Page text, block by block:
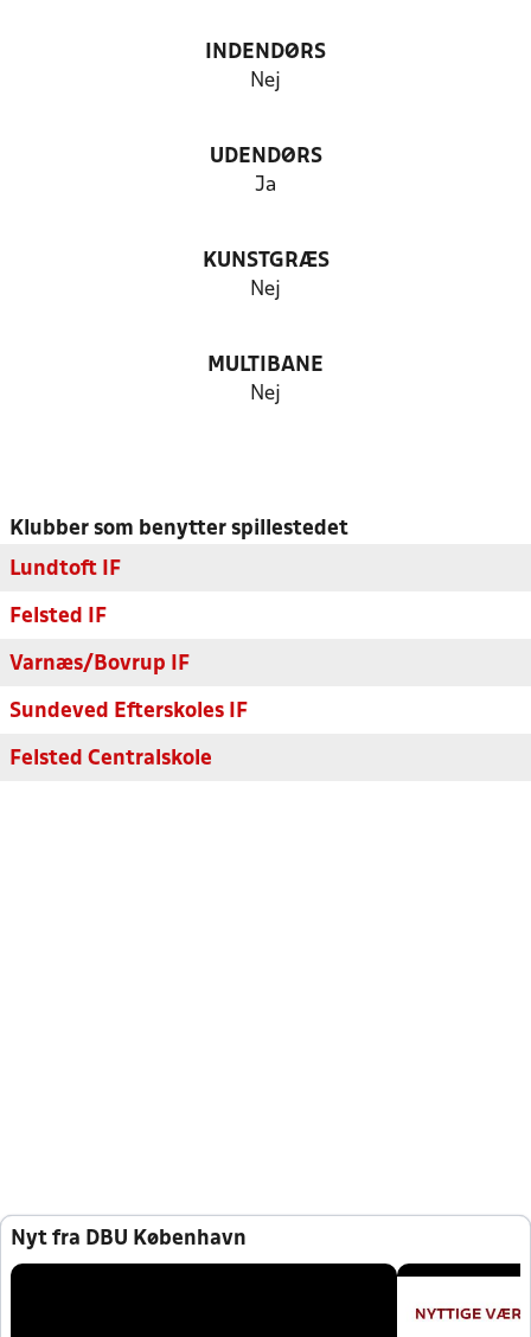
INDENDØRS
Nej
UDENDØRS
Ja
KUNSTGRÆS
Nej
MULTIBANE
Nej
Klubber som benytter spillestedet
Lundtoft IF
Felsted IF
Varnæs/Bovrup IF
Sundeved Efterskoles IF
Felsted Centralskole
Nyt fra DBU København